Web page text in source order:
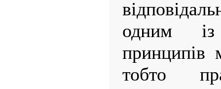
одним із
принципів
тобто